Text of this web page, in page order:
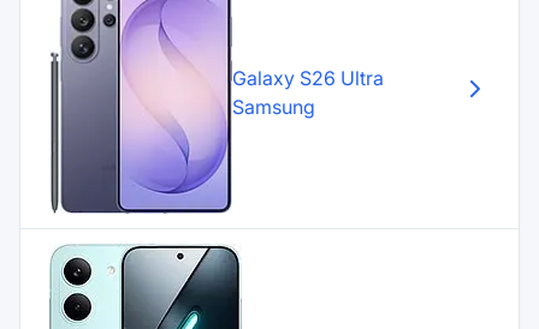
Galaxy S26 Ultra
Samsung